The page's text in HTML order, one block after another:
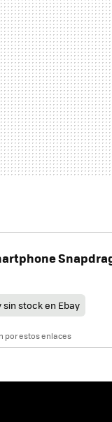
sin stock en Ebay
por estos enlaces